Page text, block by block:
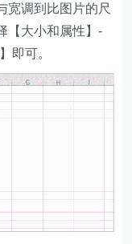
宽调到比图片的尺
【大小和属性】-
即可。